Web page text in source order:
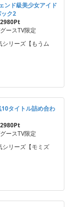
ンド級美少女アイド
ク2
2980Pt
ースTV限定
シリーズ【もうム
タイトル詰め合わ
2980Pt
ースTV限定
シリーズ【モミズ